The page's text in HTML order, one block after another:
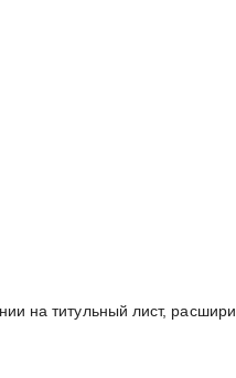
на титульный лист,